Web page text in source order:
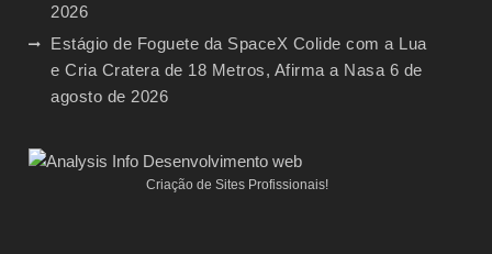
2026
Estágio de Foguete da SpaceX Colide com a Lua
e Cria Cratera de 18 Metros, Afirma a Nasa 6 de
agosto de 2026
Criação de Sites Profissionais!